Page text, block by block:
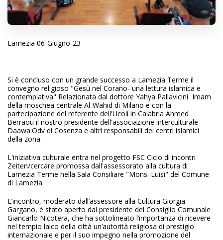
Lamezia 06-Giugno-23
Si è concluso con un grande successo a Lamezia Terme il
convegno religioso "Gesù nel Corano- una lettura islamica e
contemplativa" Relazionata dal dottore Yahya Pallavicini Imam
della moschea centrale Al-Wahid di Milano e con la
partecipazione del referente dell'Ucoii in Calabria Ahmed
Berraou il nostro presidente dell'associazione interculturale
Daawa.Odv di Cosenza e altri responsabili dei centri islamici
della zona.
L'iniziativa culturale entra nel progetto FSC Ciclo di incontri
Zeiten/cercare promossa dall'assessorato alla cultura di
Lamezia Terme nella Sala Consiliare "Mons. Luisi" del Comune
di Lamezia.
L’incontro, moderato dall’assessore alla Cultura Giorgia
Gargano, è stato aperto dal presidente del Consiglio Comunale
Giancarlo Nicotera, che ha sottolineato l’importanza di ricevere
nel tempio laico della città un’autorità religiosa di prestigio
internazionale e per il suo impegno nella promozione del